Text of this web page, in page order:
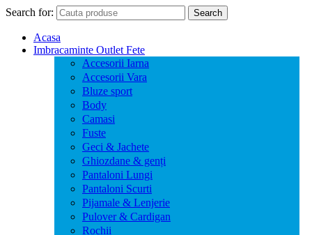
Search for: Search
Acasa
Imbracaminte Outlet Fete
Accesorii Iarna
Accesorii Vara
Bluze sport
Body
Camasi
Fuste
Geci & Jachete
Ghiozdane & genți
Pantaloni Lungi
Pantaloni Scurti
Pijamale & Lenjerie
Pulover & Cardigan
Rochii